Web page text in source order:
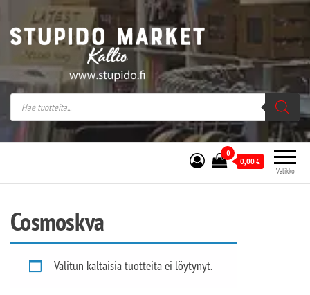
Stupido Market – verkossa ja kivijalassa
Stupido Market on vaihtoehtomusaan
erikoistunut verkko- sekä
kivijalkakauppa Helsingissä Kallion
sydämessä.
Valikko
0
0,00€
Cosmoskva
Valitun kaltaisia tuotteita ei löytynyt.